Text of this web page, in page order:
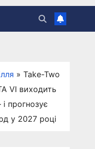
» Take-Two
VI виходить
прогнозує
у 2027 році